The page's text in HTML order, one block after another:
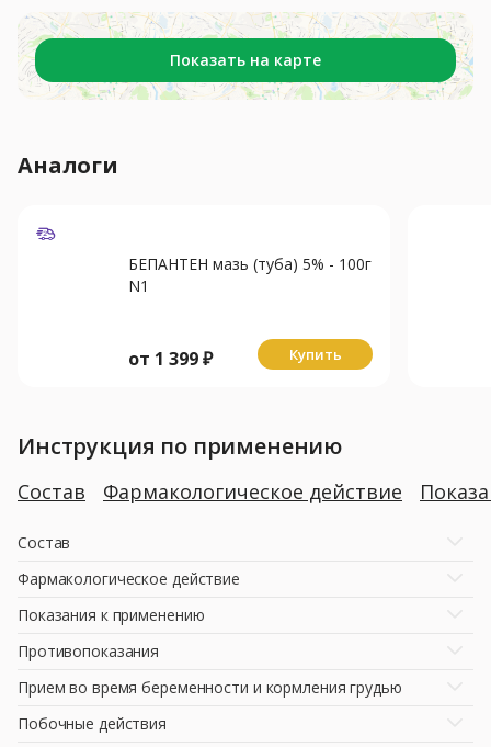
Показать на карте
Аналоги
БЕПАНТЕН мазь (туба) 5% - 100г
N1
от 1 399₽ Купить
Инструкция по применению
Состав Фармакологическое действие
Состав
Фармакологическое действие
Показания к применению
Противопоказания
Прием во время беременности и кормления грудью
Побочные действия